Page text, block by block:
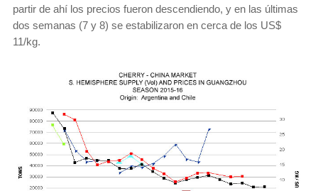
partir de ahí los precios fueron descendiendo, y en las últimas
dos semanas (7 y 8) se estabilizaron en cerca de los US$
11/kg.